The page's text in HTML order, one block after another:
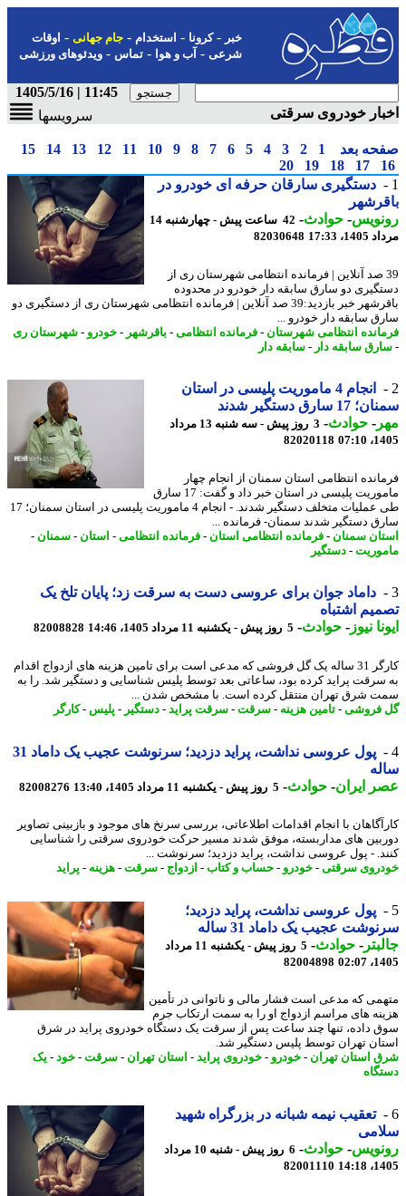
-کرونا-استخدام- جام جهانی-اوقات
شرعی-آب و هوا-تماس-ویدئوهای ورزشی
11:45 | 1405/5/16
خودروی سرقتی
سرویسها
بعد 1
2
3
4
5
6
7
8
9
10
11
12
13
14
15
17
18
19
20
دستگیری سارقان حرفه ای خودرو در
-حوادث -
42 ساعت پیش - چهارشنبه 14
17:33
82030648
صد آنلاین | فرمانده انتظامی شهرستان ری از
دو سارق سابقه دار خودرو در محدوده
باقرشهر خبر بازدید:39 صد آنلاین | فرمانده انتظامی شهرستان ری از دستگیری دو
سابقه دار خودرو ...
انتظامی شهرستان-فرمانده انتظامی-باقرشهر -خودرو-شهرستان ری
سابقه دار-سابقه دار
انجام 4 ماموریت پلیسی در استان
سارق دستگیر شدند
-حوادث -
3 روز پیش - سه شنبه 13 مرداد
82020118
انتظامی استان سمنان از انجام چهار
ماموریت پلیسی در استان خبر داد و گفت: 17 سارق
طی عملیات متخلف دستگیر شدند. - انجام 4 ماموریت پلیسی در استان سمنان؛ 17
دستگیر شدند سمنان- فرمانده ...
سمنان-فرمانده انتظامی استان-فرمانده انتظامی-استان-سمنان-
-دستگیر
داماد جوان برای عروسی دست به سرقت زد؛ پایان تلخ یک
اشتباه
نیوز-حوادث -5 روز پیش - یکشنبه 11 مرداد 1405، 14:46 82008828
کارگر 31 ساله یک گل فروشی که مدعی است برای تامین هزینه های ازدواج اقدام
پراید کرده بود، ساعاتی بعد توسط پلیس شناسایی و دستگیر شد. را به
شرق تهران منتقل کرده است. با مشخص شدن ...
فروشی-تامین هزینه- سرقت-سرقت پراید- دستگیر-پلیس-کارگر
پول عروسی نداشت، پراید دزدید؛ سرنوشت عجیب یک داماد 31
ایران- حوادث -5 روز پیش - یکشنبه 11 مرداد 1405، 13:40 82008276
با انجام اقدامات اطلاعاتی، بررسی سرنخ های موجود و بازبینی تصاویر
های مداربسته، موفق شدند مسیر حرکت خودروی سرقتی را شناسایی
- پول عروسی نداشت، پراید دزدید؛ سرنوشت ...
سرقتی -خودرو-حساب و کتاب-ازدواج -سرقت-هزینه- پراید
پول عروسی نداشت، پراید دزدید؛
عجیب یک داماد 31 ساله
-حوادث -
5 روز پیش - یکشنبه 11 مرداد
82004898
که مدعی است فشار مالی و ناتوانی در تأمین
های مراسم ازدواج او را به سمت ارتکاب جرم
داده، تنها چند ساعت پس از سرقت یک دستگاه خودروی پراید در شرق
تهران توسط پلیس دستگیر شد.
استان تهران- خودرو-خودروی پراید- استان تهران- سرقت-خود -یک
تعقیب نیمه شبانه در بزرگراه شهید
-حوادث -
6 روز پیش - شنبه 10 مرداد
82001110